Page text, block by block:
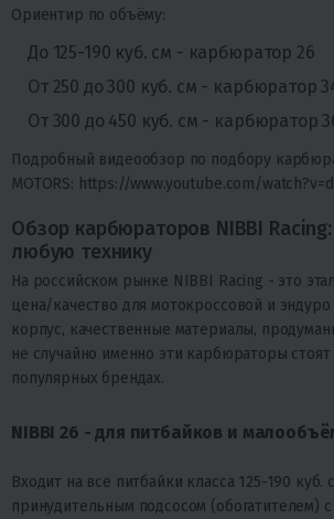
Ориентир по объёму:
До 125-190 куб. см - карбюратор 26
От 250 до 300 куб. см - карбюратор
От 300 до 450 куб. см - карбюратор
Подробный видеообзор по подбору
MOTORS: https://www.youtube.com/
Обзор карбюраторов NIBBI
любую технику
На российском рынке NIBBI Racing - это
цена/качество для мотокроссовой и
корпус, качественные материалы,
не случайно именно эти карбюраторы стоят
популярных брендах.
NIBBI 26 - для питбайков и
Входит на все питбайки класса 125-190
принудительным подсосом (обогатителем)